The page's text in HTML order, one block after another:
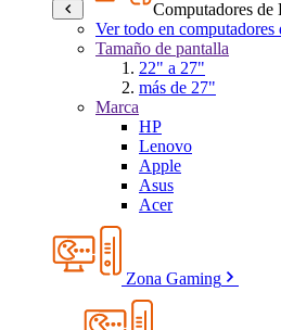
Computadores
Ver todo en
Tamaño de pantalla
22" a 27"
más de 27"
Marca
HP
Lenovo
Apple
Asus
Acer
Zona Gaming